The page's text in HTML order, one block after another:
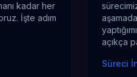
kadar her
İşte adım
açıkça
Süreci